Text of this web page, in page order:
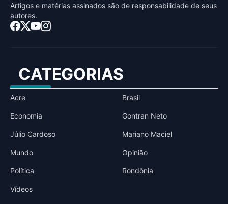
Artigos e matérias assinados sāo de responsabilidade de seus
autores.
CATEGORIAS
Acre Brasil
Economia Gontran Neto
Júlio Cardoso Mariano Maciel
Mundo Opinião
Política Rondônia
Vídeos